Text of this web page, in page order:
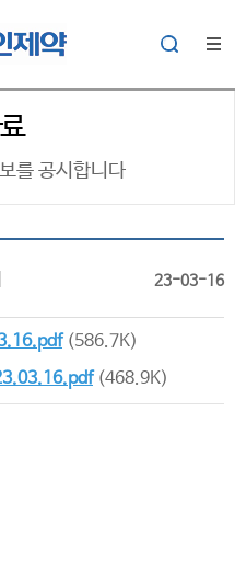
를 공시합니다
23-03-16
(586.7K)
(468.9K)